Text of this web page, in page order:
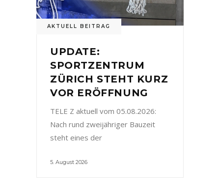
AKTUELL BEITRAG
UPDATE:
SPORTZENTRUM
ZÜRICH STEHT KURZ
VOR ERÖFFNUNG
TELE Z aktuell vom 05.08.2026:
Nach rund zweijähriger Bauzeit
steht eines der
5. August 2026